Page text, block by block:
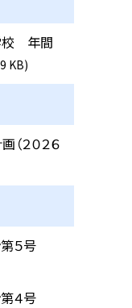
校 年間
KB)
２０２６
５号
４号